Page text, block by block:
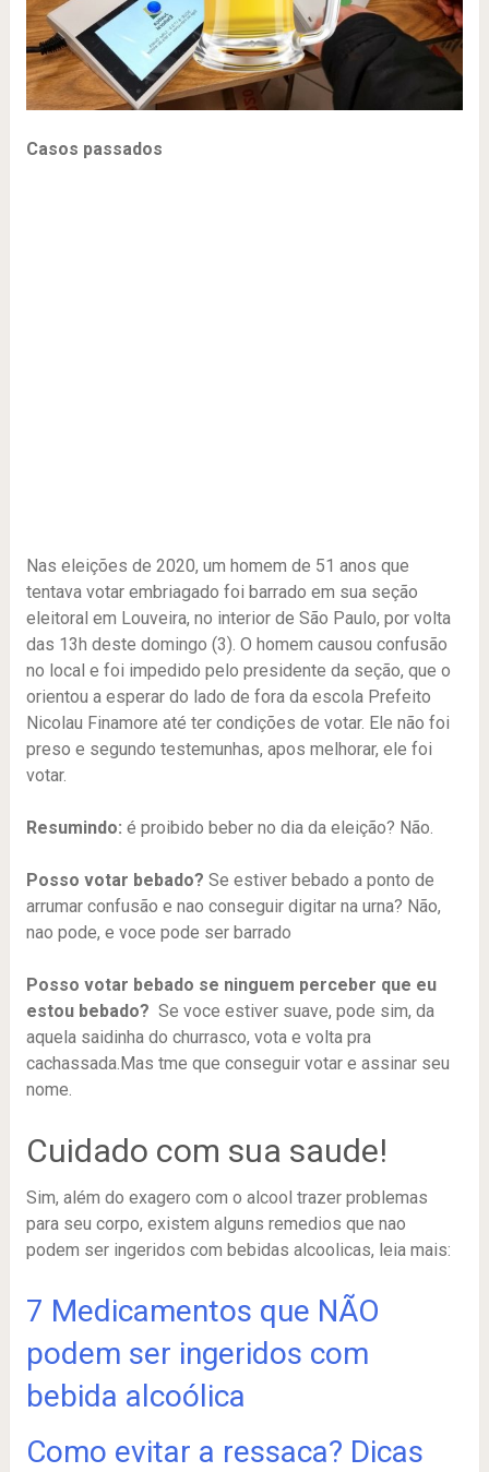
Casos passados
Nas eleições de 2020, um homem de 51 anos que
tentava votar embriagado foi barrado em sua seção
eleitoral em Louveira, no interior de São Paulo, por volta
das 13h deste domingo (3). O homem causou confusão
no local e foi impedido pelo presidente da seção, que o
orientou a esperar do lado de fora da escola Prefeito
Nicolau Finamore até ter condições de votar. Ele não foi
preso e segundo testemunhas, apos melhorar, ele foi
votar.
Resumindo: é proibido beber no dia da eleição? Não.
Posso votar bebado? Se estiver bebado a ponto de
arrumar confusão e nao conseguir digitar na urna? Não,
nao pode, e voce pode ser barrado
Posso votar bebado se ninguem perceber que eu
estou bebado? Se voce estiver suave, pode sim, da
aquela saidinha do churrasco, vota e volta pra
cachassada.Mas tme que conseguir votar e assinar seu
nome.
Cuidado com sua saude!
Sim, além do exagero com o alcool trazer problemas
para seu corpo, existem alguns remedios que nao
podem ser ingeridos com bebidas alcoolicas, leia mais:
7 Medicamentos que NÃO
podem ser ingeridos com
bebida alcoólica
Como evitar a ressaca? Dicas